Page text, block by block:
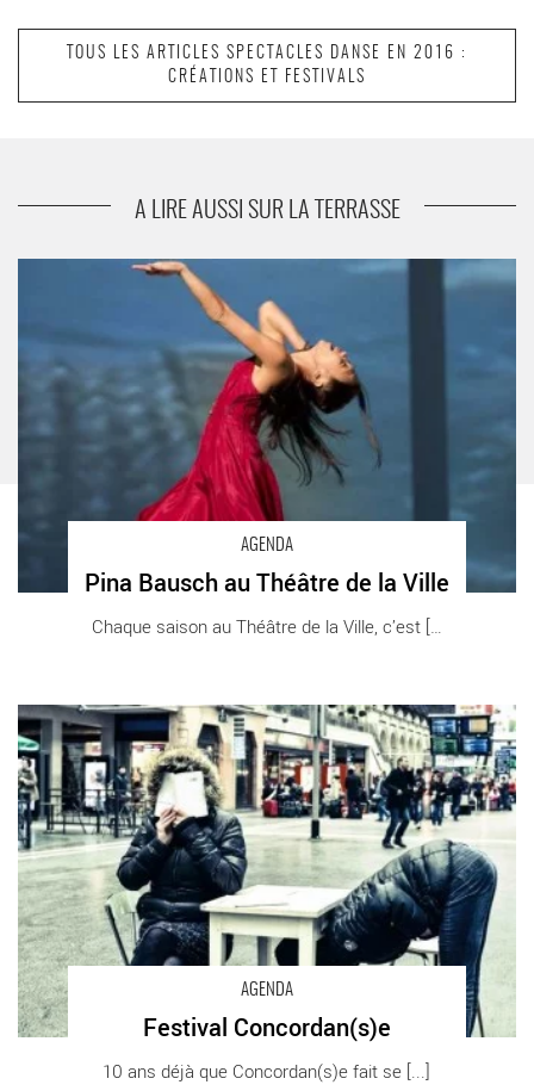
TOUS LES ARTICLES SPECTACLES DANSE EN 2016 :
CRÉATIONS ET FESTIVALS
A LIRE AUSSI SUR LA TERRASSE
AGENDA
Pina Bausch au Théâtre de la Ville
Chaque saison au Théâtre de la Ville, c’est [...]
Pina Bausch au Théâtre de la Ville - Critique sortie Danse
AGENDA
Festival Concordan(s)e
10 ans déjà que Concordan(s)e fait se [...]
Festival Concordan(s)e - Critique sortie Danse